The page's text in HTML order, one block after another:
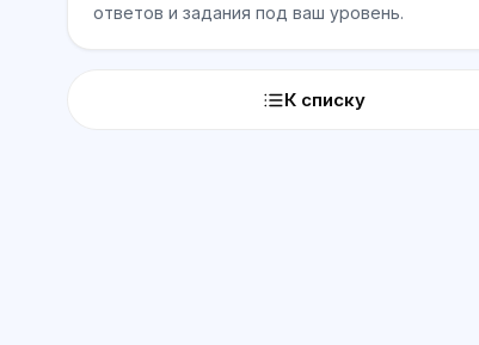
ответов и задания под ваш уровень.
К списку